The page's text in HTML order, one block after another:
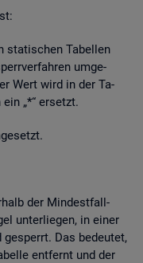
sta­ti­schen Ta­bel­len
um­ge­
Wert wird in der Ta­
„*“ er­setzt.
der Min­dest­fall­
un­ter­lie­gen, in einer
Das be­deu­tet,
ent­fernt und der